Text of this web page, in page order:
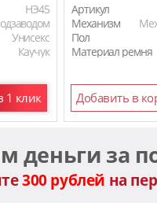
HЭ45
Унисекс
Каучук
1 клик
Артикул
Механизм
Пол
Материал ремня
Добавить в
деньги за
300 рублей на